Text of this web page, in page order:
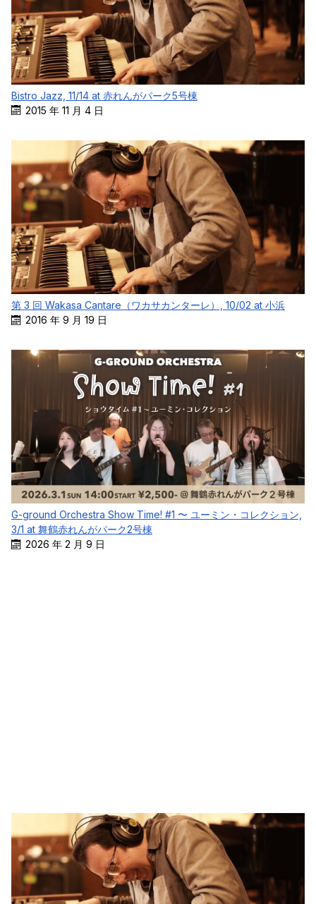
Bistro Jazz, 11/14 at 赤れんがパーク5号棟
2015 年 11 月 4 日
第 3 回 Wakasa Cantare（ワカサカンターレ）, 10/02 at 小浜
2016 年 9 月 19 日
G-ground Orchestra Show Time! #1 〜 ユーミン・コレクション,
3/1 at 舞鶴赤れんがパーク2号棟
2026 年 2 月 9 日